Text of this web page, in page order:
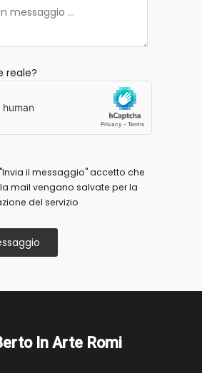
reale?
il messaggio" accetto che
mail vengano salvate per la
del servizio
In Arte Romi